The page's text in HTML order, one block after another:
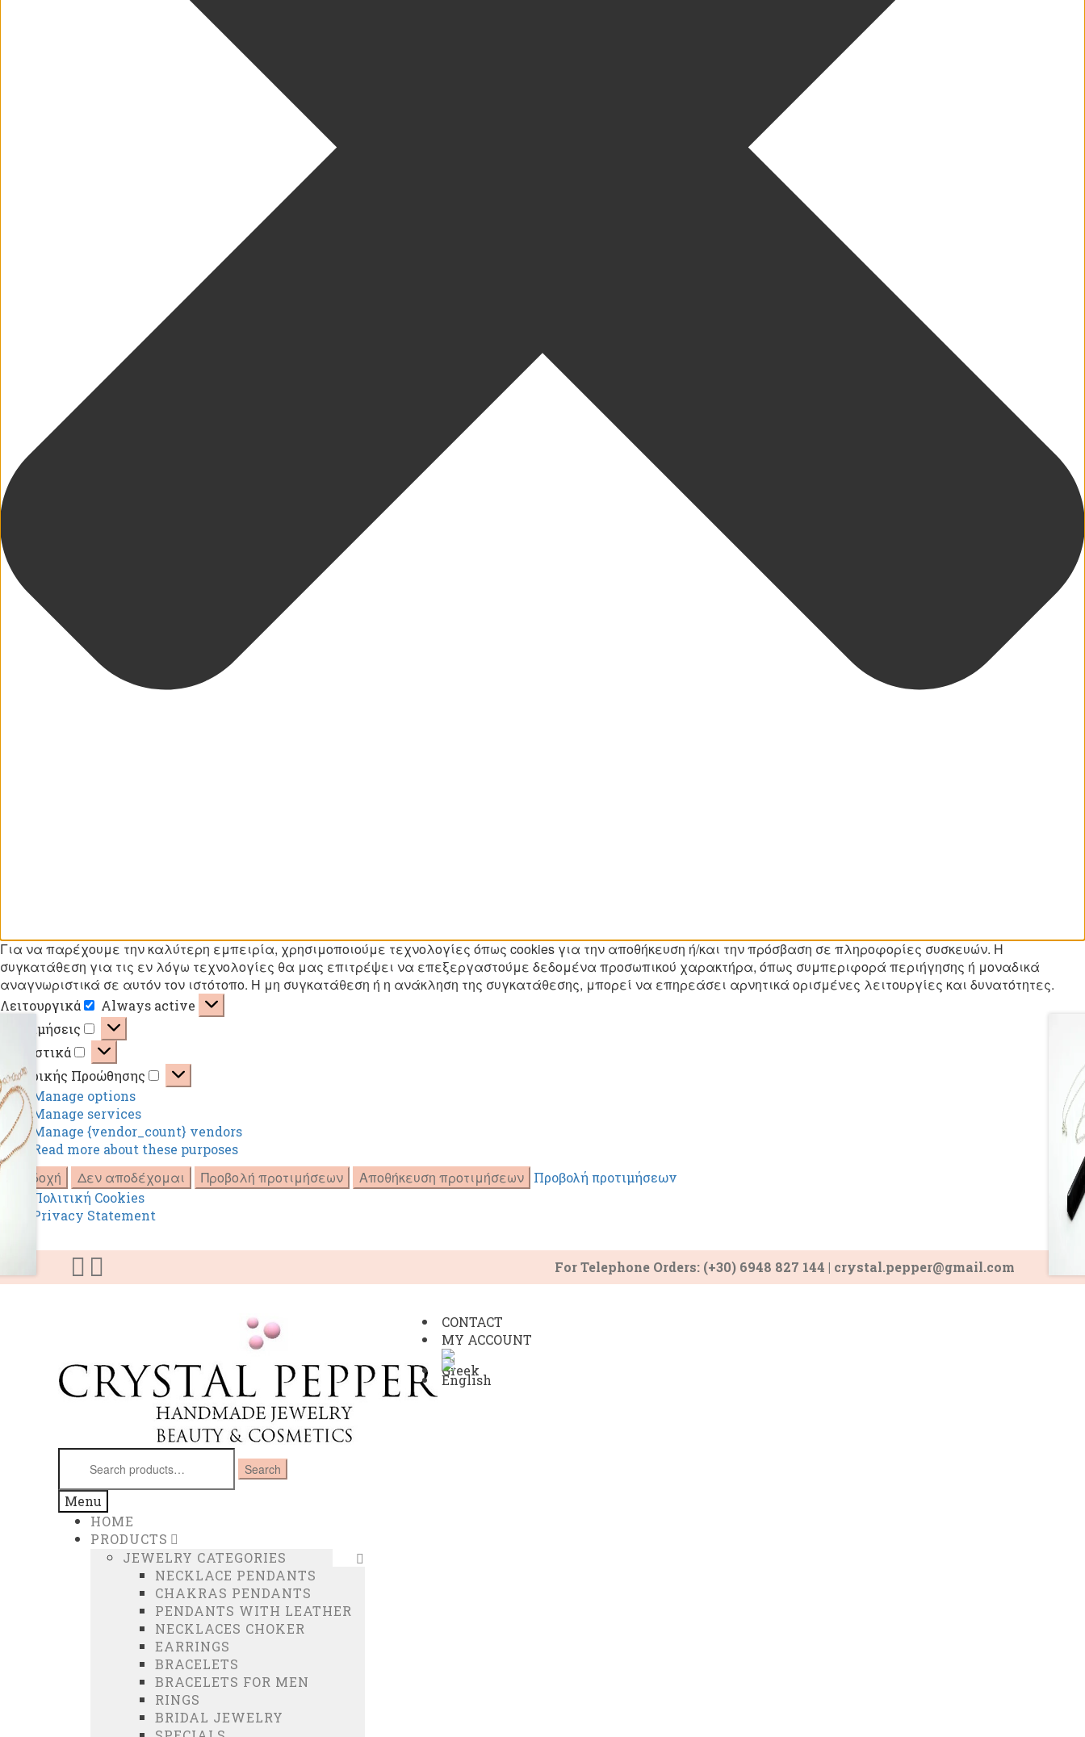
Για να παρέχουμε την καλύτερη εμπειρία, χρησιμοποιούμε τεχνολογίες όπως cookies για την αποθήκευση ή/και την πρόσβαση σε πληροφορίες συσκευών. Η
συγκατάθεση για τις εν λόγω τεχνολογίες θα μας επιτρέψει να επεξεργαστούμε δεδομένα προσωπικού χαρακτήρα, όπως συμπεριφορά περιήγησης ή μοναδικά
αναγνωριστικά σε αυτόν τον ιστότοπο. Η μη συγκατάθεση ή η ανάκληση της συγκατάθεσης, μπορεί να επηρεάσει αρνητικά ορισμένες λειτουργίες και δυνατότητες.
Λειτουργικά
Λειτουργικά
Always active
Προτιμήσεις
Προτιμήσεις
Στατιστικά
Στατιστικά
Εμπορικής Προώθησης
Εμπορικής
Manage options
Manage services
Manage {vendor_count} vendors
Read more about these purposes
Αποδοχή Δεν αποδέχομαι Προβολή προτιμήσεων Αποθήκευση προτιμήσεων
Προβολή προτιμήσεων
Πολιτική Cookies
Privacy Statement
For Telephone Orders: (+30) 6948 827 144 | crystal.pepper@gmail.com
CONTACT
MY ACCOUNT
Search
Search
Menu
HOME
PRODUCTS
JEWELRY CATEGORIES
NECKLACE PENDANTS
CHAKRAS PENDANTS
PENDANTS WITH LEATHER
NECKLACES CHOKER
EARRINGS
BRACELETS
BRACELETS FOR MEN
RINGS
BRIDAL JEWELRY